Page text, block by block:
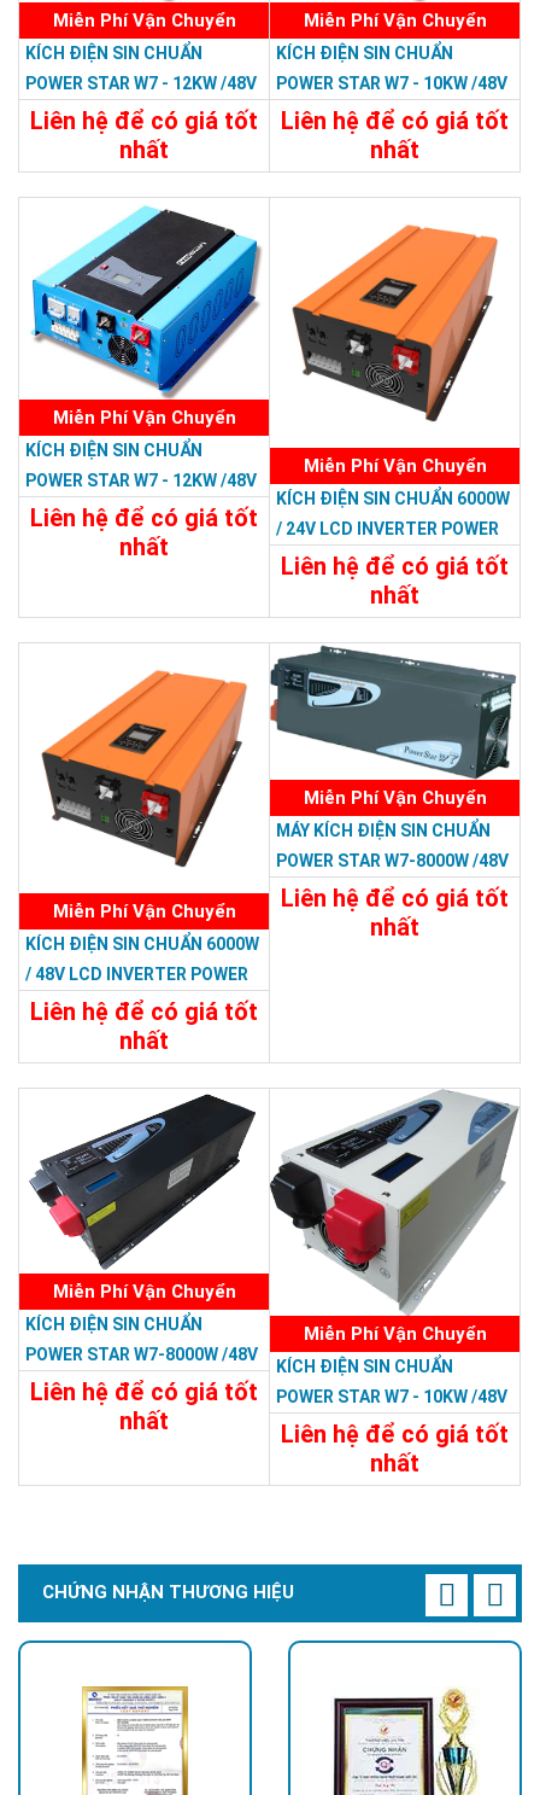
Miễn Phí Vận Chuyển
KÍCH ĐIỆN SIN CHUẨN
POWER STAR W7 - 12KW /48V
LCD
Liên hệ để có giá tốt
nhất
35.988.000đ
Đặt Mua
Miễn Phí Vận Chuyển
KÍCH ĐIỆN SIN CHUẨN
POWER STAR W7 - 10KW /48V
LCD
Liên hệ để có giá tốt
nhất
33.588.000đ
Miễn Phí Vận Chuyển
KÍCH ĐIỆN SIN CHUẨN
POWER STAR W7 - 12KW /48V
Liên hệ để có giá tốt
nhất
Chi Tiết Đặt Mua
Miễn Phí Vận Chuyển
KÍCH ĐIỆN SIN CHUẨN 6000W
/ 24V LCD INVERTER POWER
RP
Liên hệ để có giá tốt
nhất
22.788.000đ
Chi Tiết Đặt Mua
Miễn Phí Vận Chuyển
KÍCH ĐIỆN SIN CHUẨN 6000W
/ 48V LCD INVERTER POWER
RP
Liên hệ để có giá tốt
nhất
23.988.000đ
Đặt Mua
Miễn Phí Vận Chuyển
MÁY KÍCH ĐIỆN SIN CHUẨN
POWER STAR W7-8000W /48V
Liên hệ để có giá tốt
nhất
Miễn Phí Vận Chuyển
KÍCH ĐIỆN SIN CHUẨN
POWER STAR W7-8000W /48V
LCD
Liên hệ để có giá tốt
nhất
Chi Tiết Đặt Mua
Miễn Phí Vận Chuyển
KÍCH ĐIỆN SIN CHUẨN
POWER STAR W7 - 10KW /48V
Liên hệ để có giá tốt
nhất
32.394.000đ
CHỨNG NHẬN THƯƠNG HIỆU